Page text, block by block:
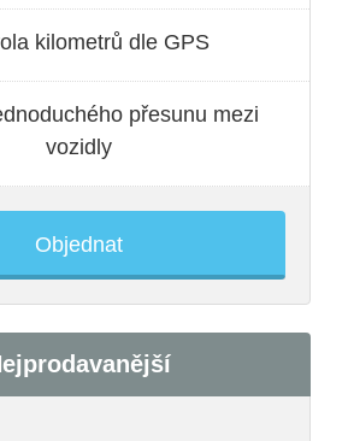
kilometrů dle GPS
přesunu mezi
vozidly
Objednat